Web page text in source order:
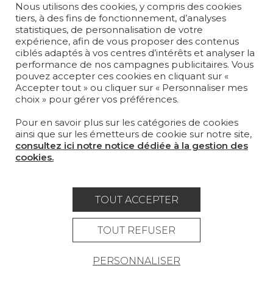
TAPIS ET MOQUETTES
MOBILIER
PROJETS
SUR-MESURE
MAGAZINE
LA MAISON
OÙ NOUS TROUVER ?
Carrière Contact
Lexique
Nous utilisons des cookies, y compris des cookies
tiers, à des fins de fonctionnement, d’analyses
statistiques, de personnalisation de votre
expérience, afin de vous proposer des contenus
ciblés adaptés à vos centres d’intérêts et analyser la
performance de nos campagnes publicitaires. Vous
pouvez accepter ces cookies en cliquant sur «
Accepter tout » ou cliquer sur « Personnaliser mes
choix » pour gérer vos préférences.
Pour en savoir plus sur les catégories de cookies
ainsi que sur les émetteurs de cookie sur notre site,
consultez ici notre notice dédiée à la gestion des
cookies.
TOUT ACCEPTER
TOUT REFUSER
PERSONNALISER